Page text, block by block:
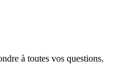
à toutes vos questions.